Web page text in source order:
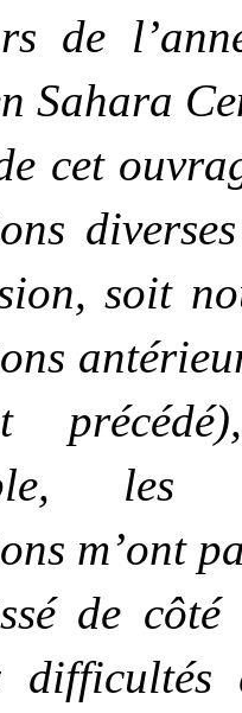
de
Sahara
cet
soit
les
m’ont
de